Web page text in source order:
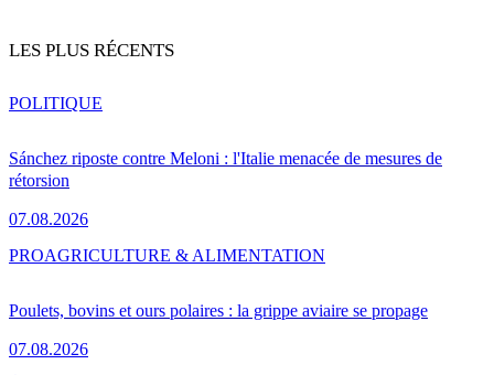
LES PLUS RÉCENTS
Sánchez riposte contre Meloni : l'Italie menacée de mesures de
rétorsion
07.08.2026
POLITIQUE
Poulets, bovins et ours polaires : la grippe aviaire se propage
07.08.2026
PROAGRICULTURE & ALIMENTATION